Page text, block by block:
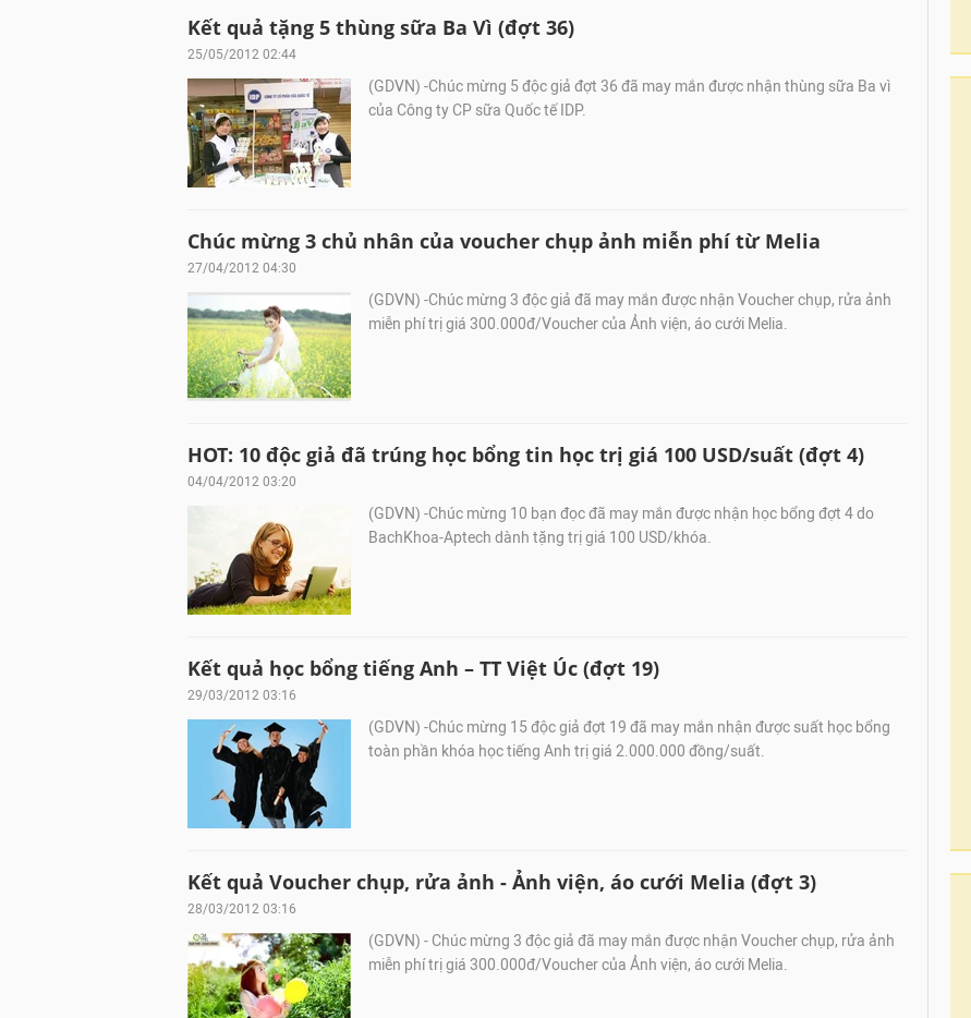
Kết quả tặng 5 thùng sữa Ba Vì (đợt 36)
25/05/2012 02:44
(GDVN) -Chúc mừng 5 độc giả đợt 36 đã may mắn được nhận thùng sữa Ba vì
của Công ty CP sữa Quốc tế IDP.
Chúc mừng 3 chủ nhân của voucher chụp ảnh miễn phí từ Melia
27/04/2012 04:30
(GDVN) -Chúc mừng 3 độc giả đã may mắn được nhận Voucher chụp, rửa ảnh
miễn phí trị giá 300.000đ/Voucher của Ảnh viện, áo cưới Melia.
HOT: 10 độc giả đã trúng học bổng tin học trị giá 100 USD/suất (đợt 4)
04/04/2012 03:20
(GDVN) -Chúc mừng 10 bạn đọc đã may mắn được nhận học bổng đợt 4 do
BachKhoa-Aptech dành tặng trị giá 100 USD/khóa.
Kết quả học bổng tiếng Anh – TT Việt Úc (đợt 19)
29/03/2012 03:16
(GDVN) -Chúc mừng 15 độc giả đợt 19 đã may mắn nhận được suất học bổng
toàn phần khóa học tiếng Anh trị giá 2.000.000 đồng/suất.
Kết quả Voucher chụp, rửa ảnh - Ảnh viện, áo cưới Melia (đợt 3)
28/03/2012 03:16
(GDVN) - Chúc mừng 3 độc giả đã may mắn được nhận Voucher chụp, rửa ảnh
miễn phí trị giá 300.000đ/Voucher của Ảnh viện, áo cưới Melia.